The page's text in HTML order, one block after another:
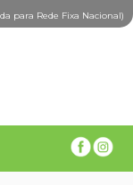
para Rede Fixa Nacional)